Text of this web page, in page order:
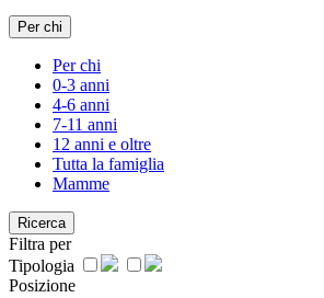
Per chi
Per chi
0-3 anni
4-6 anni
7-11 anni
12 anni e oltre
Tutta la famiglia
Mamme
Ricerca
Filtra per
Tipologia
Posizione